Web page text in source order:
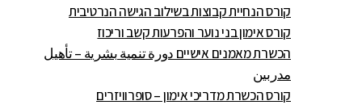
קורס הנחיית קבוצות בשילוב הגישה הנרטיבית
קורס אימון בני נוער והפרעות קשב וריכוז
הכשרת מאמנים אישיים دورة تنمية بشرية – تأهيل
مدربين
קורס הכשרת מדריכי אימון – סופרוויזרים